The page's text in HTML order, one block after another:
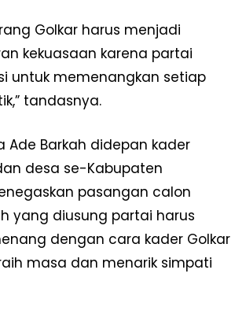
Golkar harus menjadi
kekuasaan karena partai
untuk memenangkan setiap
tandasnya.
Ade Barkah didepan kader
desa se-Kabupaten
pasangan calon
yang diusung partai harus
dengan cara kader Golkar
masa dan menarik simpati